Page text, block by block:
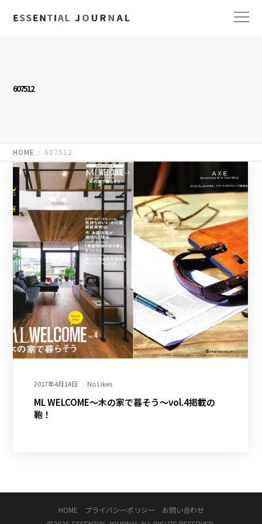
607512
HOME 607512
2017年4月14日 No Likes
ML WELCOME～木の家で暮そう～vol.4掲載の
鞄！
HOME プライバシーポリシー
お問い合わせ